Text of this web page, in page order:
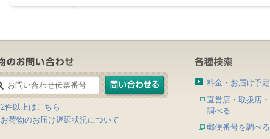
2件以上はこちら
お荷物のお届け遅延状況について
料金・お届け予
直営店・取扱店
調べる
郵便番号を調べる